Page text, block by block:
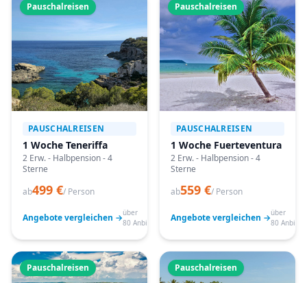
Pauschalreisen
PAUSCHALREISEN
1 Woche Teneriffa
2 Erw. - Halbpension - 4
Sterne
ab499 €/ Person
Angebote vergleichen →über
80 Anbieter
Pauschalreisen
PAUSCHALREISEN
1 Woche Fuerteventura
2 Erw. - Halbpension - 4
Sterne
ab559 €/ Person
Angebote vergleichen →über
80
Pauschalreisen Pauschalreisen